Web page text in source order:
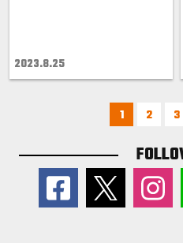
2023.8.25
1 2 3